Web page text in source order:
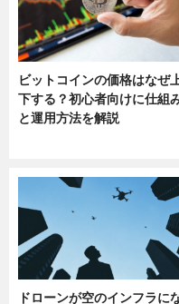
ビットコインの価格はなぜ
下する？初心者向けに仕組
と運用方法を解説
ドローンが空のインフラに